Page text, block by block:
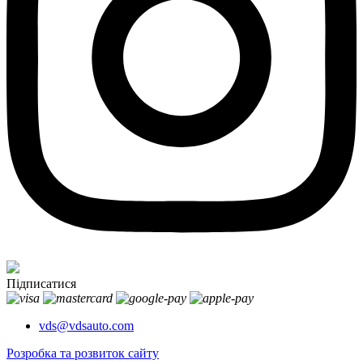
Підписатися
vds@vdsauto.com
Розробка та розвиток сайту